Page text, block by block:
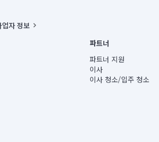
자 정보
87-00271 | 인허가번호 : 2016-3220163-14-5-
: 2024-서울종로-1400(공정거래위원회 정보) |
COLUMBIA RHEE
별시 종로구 율곡로 6(중학동, 트윈트리빌딩) B동 5층
시 종로구 수송동 율곡로 24, 7층, 8층 미소
파트너
파트너 지원
이사
이사 청소/입주 청소